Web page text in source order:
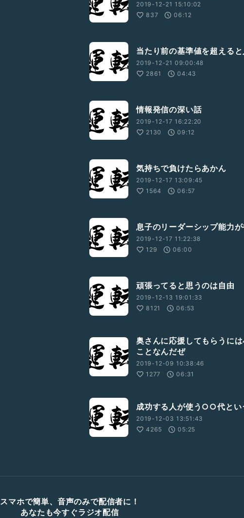
2019-12-21 15:10:02
837
06:12
当たり前の基準値を超える
2019-12-21 09:00:48
2861
04:43
情報発信の深い話
2019-12-17 16:22:20
2130
09:12
気持ちで負けたらあかん
2019-12-17 13:09:45
1564
06:57
息子のリーダーシップ能力
2019-12-17 11:22:38
129
06:00
頑張ってると思うのは自由
2019-12-13 19:01:33
8121
06:53
奥さんに応援してもらうに
ことなんだぜ
2019-12-09 10:38:46
1277
06:31
成功する人が使う○○代とい
2019-12-03 13:51:43
4265
05:25
スマホで簡単、音声のみで配信者に！
あなたも今すぐラジオ配信